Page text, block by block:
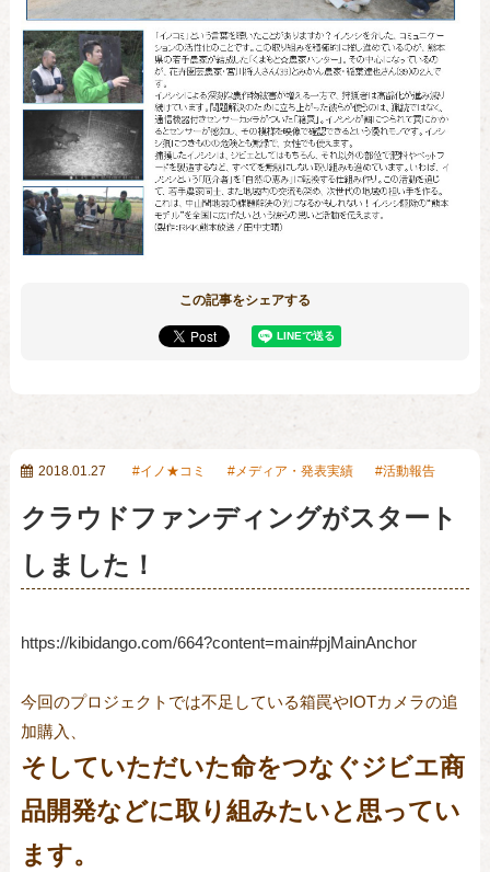
この記事をシェアする
2018.01.27 イノ★コミ メディア・発表実績 活動報告
クラウドファンディングがスタート
しました！
https://kibidango.com/664?content=main#pjMainAnchor
今回のプロジェクトでは不足している箱罠やIOTカメラの追
加購入、
そしていただいた命をつなぐジビエ商
品開発などに取り組みたいと思ってい
ます。